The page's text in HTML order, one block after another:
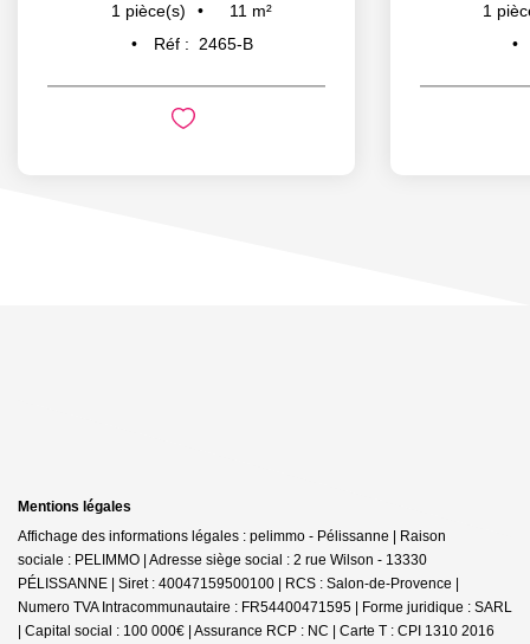
1 pièce(s) 11 m²
Réf :
2465-B
1
Mentions légales
Affichage des informations légales : pelimmo - Pélissanne | Raison
sociale : PELIMMO | Adresse siège social : 2 rue Wilson - 13330
PÉLISSANNE | Siret : 40047159500100 | RCS : Salon-de-Provence |
Numero TVA Intracommunautaire : FR54400471595 | Forme juridique : SARL
| Capital social : 100 000€ | Assurance RCP : NC | Carte T : CPI 1310 2016